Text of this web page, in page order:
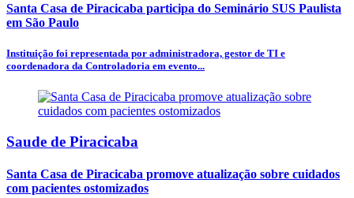
Santa Casa de Piracicaba participa do Seminário SUS Paulista
em São Paulo
Instituição foi representada por administradora, gestor de TI e
coordenadora da Controladoria em evento...
Saude de Piracicaba
Santa Casa de Piracicaba promove atualização sobre cuidados
com pacientes ostomizados